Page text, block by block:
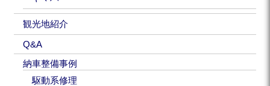
観光地紹介
Q&A
納車整備事例
駆動系修理